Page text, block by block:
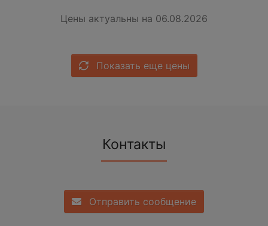
Цены актуальны на 06.08.2026
Показать еще цены
Контакты
Отправить сообщение